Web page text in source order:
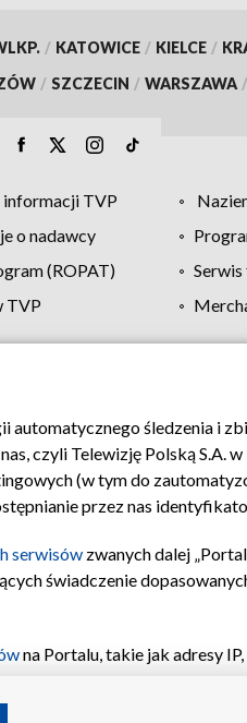
/ KATOWICE / KIELCE /
/ SZCZECIN / WARSZAWA /
informacji TVP
o nadawcy
(ROPAT)
TVP
zgody Pomoc Biuro
śledzenia i
czyli Telewizję Polską S.A.
(w tym do
przez nas
serwisów zwanych dalej
świadczenie
na Portalu, takie jak adresy
lub dostęp do nich,